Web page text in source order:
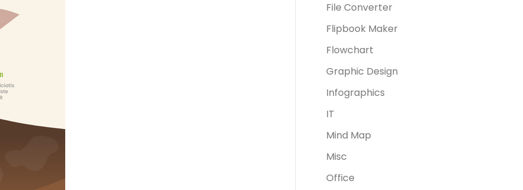
File Converter
Flipbook Maker
Flowchart
Graphic Design
Infographics
IT
Mind Map
Misc
Office